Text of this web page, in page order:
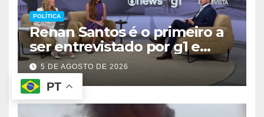
POLÍTICA
Renan Santos é o primeiro a
ser entrevistado por g1 e
GloboNews
5 DE AGOSTO DE 2026
PT